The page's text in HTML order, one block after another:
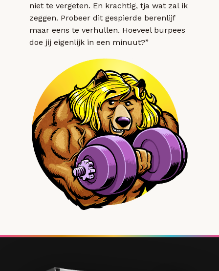
niet te vergeten. En krachtig, tja wat zal ik
zeggen. Probeer dit gespierde berenlijf
maar eens te verhullen. Hoeveel burpees
doe jij eigenlijk in een minuut?”